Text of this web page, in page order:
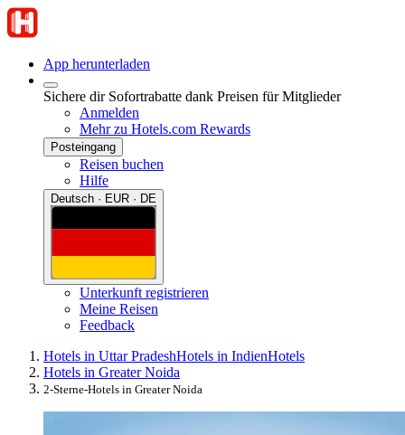
App herunterladen
Sichere dir Sofortrabatte dank Preisen für Mitglieder
Anmelden
Mehr zu Hotels.com Rewards
Posteingang
Reisen buchen
Hilfe
Deutsch · EUR · DE
Unterkunft registrieren
Meine Reisen
Feedback
Hotels in Uttar PradeshHotels in IndienHotels
Hotels in Greater Noida
2-Sterne-Hotels in Greater Noida